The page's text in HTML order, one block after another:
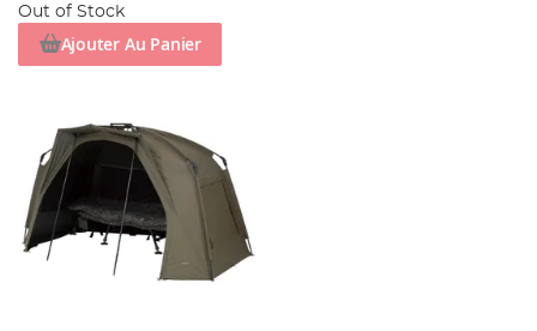
Out of Stock
Ajouter Au Panier